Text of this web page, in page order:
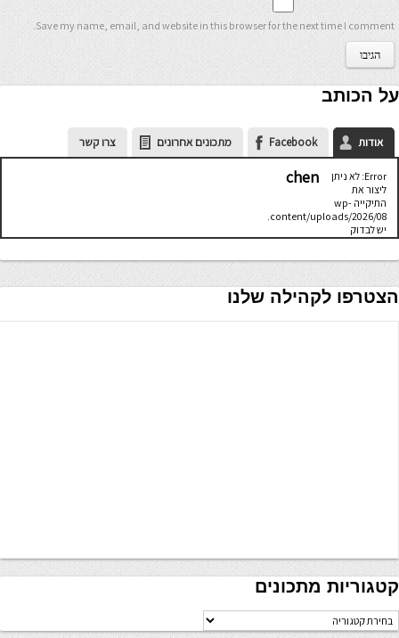
Save my name, email, and website in this browser for the next time I comment.
על הכותב
אודות Facebook מתכונים אחרונים צרו קשר
Error: לא ניתן
ליצור את
התיקייה wp-
content/uploads/2026/08.
יש לבדוק
שתיקיית האב
לכתיבה.
chen
הצטרפו לקהילה שלנו
קטגוריות מתכונים
קטגוריות
מתכונים